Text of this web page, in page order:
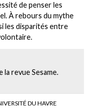
de penser les
À rebours du mythe
les disparités entre
la revue Sesame.
DU HAVRE